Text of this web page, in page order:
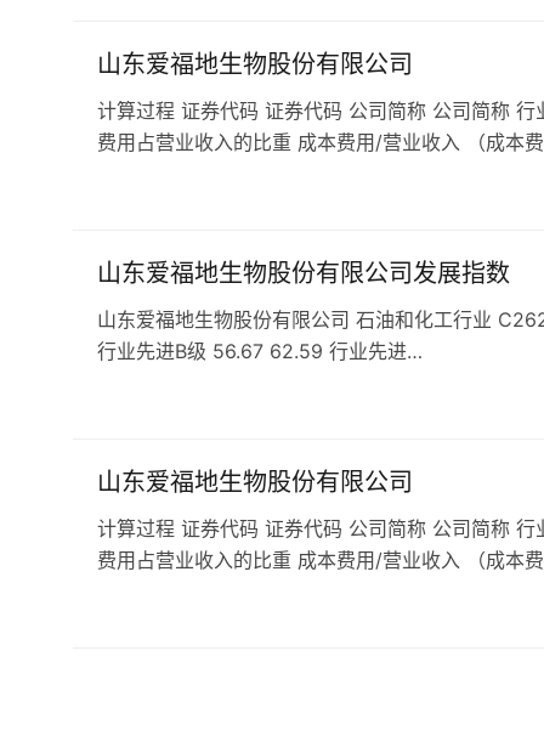
山东爱福地生物股份有限公司
计算过程 证券代码 证券代码 公司简称 公司简称
费用占营业收入的比重 成本费用/营业收入 （成本
山东爱福地生物股份有限公司发展指数
山东爱福地生物股份有限公司 石油和化工行业
行业先进B级 56.67 62.59 行业先进…
山东爱福地生物股份有限公司
计算过程 证券代码 证券代码 公司简称 公司简称
费用占营业收入的比重 成本费用/营业收入 （成本